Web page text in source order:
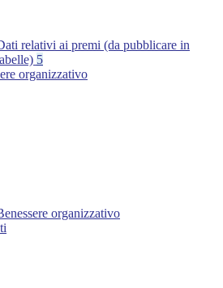
relativi ai premi (da pubblicare in
5
organizzativo
organizzativo